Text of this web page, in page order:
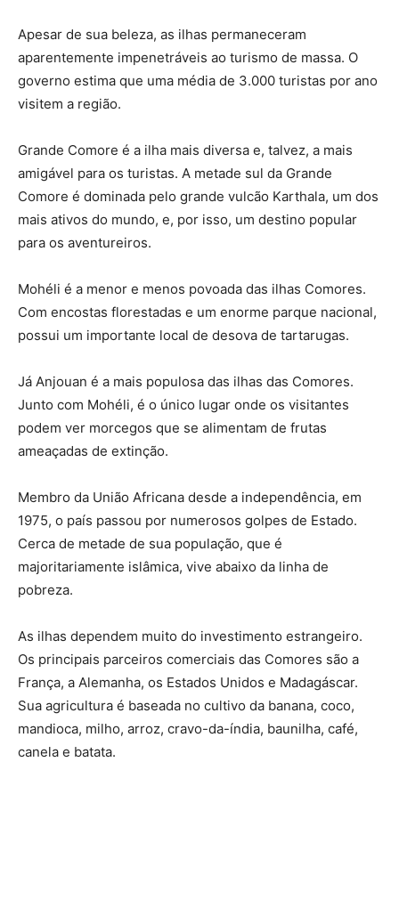
Apesar de sua beleza, as ilhas permaneceram
aparentemente impenetráveis ao turismo de massa. O
governo estima que uma média de 3.000 turistas por ano
visitem a região.
Grande Comore é a ilha mais diversa e, talvez, a mais
amigável para os turistas. A metade sul da Grande
Comore é dominada pelo grande vulcão Karthala, um dos
mais ativos do mundo, e, por isso, um destino popular
para os aventureiros.
Mohéli é a menor e menos povoada das ilhas Comores.
Com encostas florestadas e um enorme parque nacional,
possui um importante local de desova de tartarugas.
Já Anjouan é a mais populosa das ilhas das Comores.
Junto com Mohéli, é o único lugar onde os visitantes
podem ver morcegos que se alimentam de frutas
ameaçadas de extinção.
Membro da União Africana desde a independência, em
1975, o país passou por numerosos golpes de Estado.
Cerca de metade de sua população, que é
majoritariamente islâmica, vive abaixo da linha de
pobreza.
As ilhas dependem muito do investimento estrangeiro.
Os principais parceiros comerciais das Comores são a
França, a Alemanha, os Estados Unidos e Madagáscar.
Sua agricultura é baseada no cultivo da banana, coco,
mandioca, milho, arroz, cravo-da-índia, baunilha, café,
canela e batata.